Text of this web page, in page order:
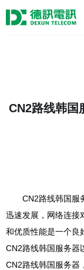
CN2路线韩
CN2路线韩国
迅速发展，网络连接
和优质性能是一个良
CN2路线韩国服务器
CN2路线韩国服务器